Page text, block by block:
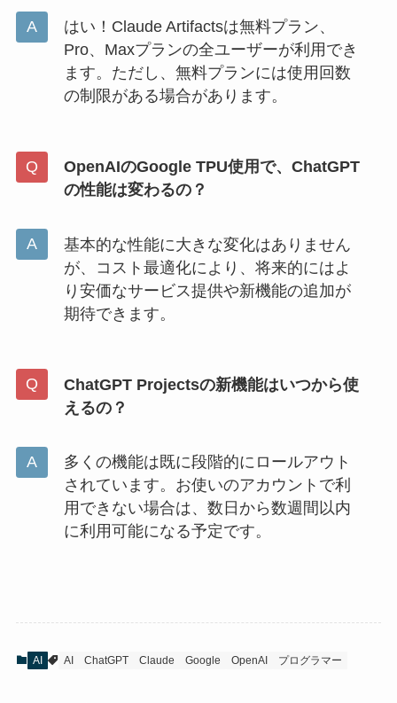
はい！Claude Artifactsは無料プラン、
Pro、Maxプランの全ユーザーが利用でき
ます。ただし、無料プランには使用回数
の制限がある場合があります。
OpenAIのGoogle TPU使用で、ChatGPT
の性能は変わるの？
基本的な性能に大きな変化はありません
が、コスト最適化により、将来的にはよ
り安価なサービス提供や新機能の追加が
期待できます。
ChatGPT Projectsの新機能はいつから使
えるの？
多くの機能は既に段階的にロールアウト
されています。お使いのアカウントで利
用できない場合は、数日から数週間以内
に利用可能になる予定です。
AI AI ChatGPT Claude Google OpenAI プログラマー